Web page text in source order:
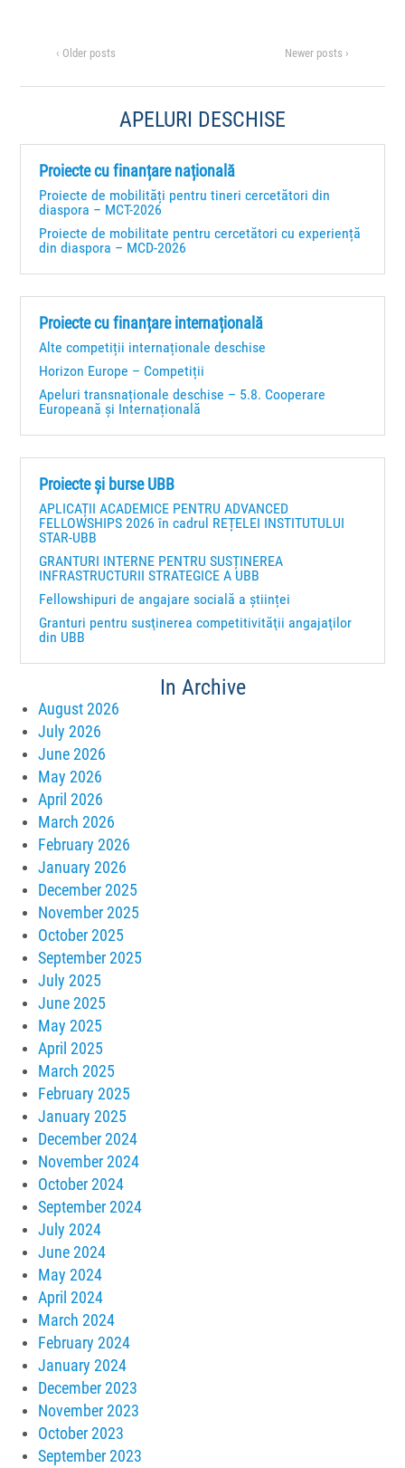
‹ Older posts Newer posts ›
APELURI DESCHISE
Proiecte cu finanțare națională
Proiecte de mobilități pentru tineri cercetători din
diaspora – MCT-2026
Proiecte de mobilitate pentru cercetători cu experiență
din diaspora – MCD-2026
Proiecte cu finanțare internațională
Alte competiții internaționale deschise
Horizon Europe – Competiții
Apeluri transnaționale deschise – 5.8. Cooperare
Europeană și Internațională
Proiecte și burse UBB
APLICAȚII ACADEMICE PENTRU ADVANCED
FELLOWSHIPS 2026 în cadrul REȚELEI INSTITUTULUI
STAR-UBB
GRANTURI INTERNE PENTRU SUSȚINEREA
INFRASTRUCTURII STRATEGICE A UBB
Fellowshipuri de angajare socială a științei
Granturi pentru susţinerea competitivităţii angajaţilor
din UBB
In Archive
August 2026
July 2026
June 2026
May 2026
April 2026
March 2026
February 2026
January 2026
December 2025
November 2025
October 2025
September 2025
July 2025
June 2025
May 2025
April 2025
March 2025
February 2025
January 2025
December 2024
November 2024
October 2024
September 2024
July 2024
June 2024
May 2024
April 2024
March 2024
February 2024
January 2024
December 2023
November 2023
October 2023
September 2023